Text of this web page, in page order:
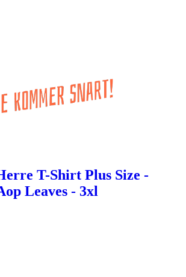
T-Shirt Plus Size -
Leaves - 3xl